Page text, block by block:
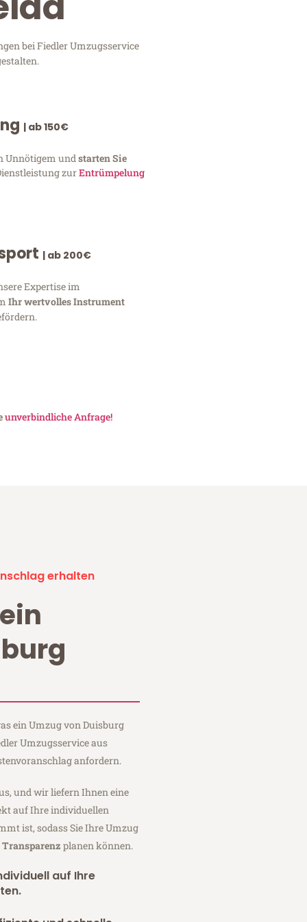
bei Fiedler Umzugsservice
| ab 150€
Unnötigem und starten Sie
zurEntrümpelung
| ab 200€
Expertise im
Ihr wertvolles Instrument
unverbindliche Anfrage!
erhalten
ein Umzug von Duisburg
Umzugsservice aus
anfordern.
und wir liefern Ihnen eine
auf Ihre individuellen
ist, sodass Sie Ihre Umzug
planen können.
auf Ihre